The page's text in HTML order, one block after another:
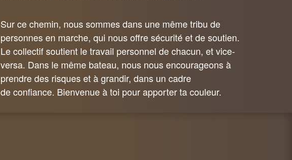
Sur ce chemin, nous sommes dans une même tribu de
personnes en marche, qui nous offre sécurité et de soutien.
Le collectif soutient le travail personnel de chacun, et vice-
versa. Dans le même bateau, nous nous encourageons à
prendre des risques et à grandir, dans un cadre
de confiance. Bienvenue à toi pour apporter ta couleur.